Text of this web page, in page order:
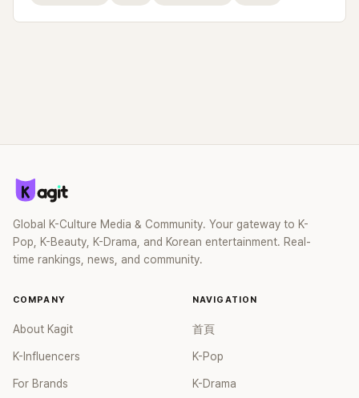
Global K-Culture Media & Community. Your gateway to K-
Pop, K-Beauty, K-Drama, and Korean entertainment. Real-
time rankings, news, and community.
COMPANY
About Kagit
K-Influencers
For Brands
NAVIGATION
首頁
K-Pop
K-Drama